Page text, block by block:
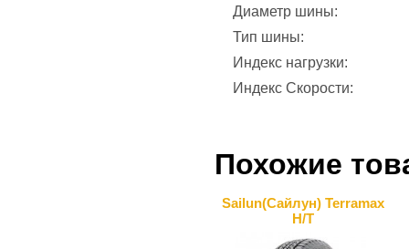
Диаметр шины:
Тип шины:
Индекс нагрузки:
Индекс Скорости:
Похожие
Sailun(Сайлун) Terramax
H/T